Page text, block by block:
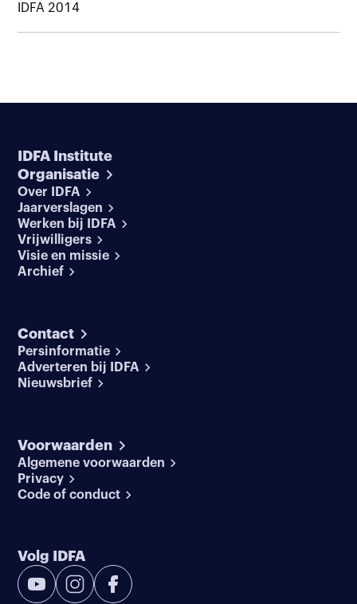
IDFA 2014
IDFA Institute
Organisatie
Over IDFA
Jaarverslagen
Werken bij IDFA
Vrijwilligers
Visie en missie
Archief
Contact
Persinformatie
Adverteren bij IDFA
Nieuwsbrief
Voorwaarden
Algemene voorwaarden
Privacy
Code of conduct
Volg IDFA